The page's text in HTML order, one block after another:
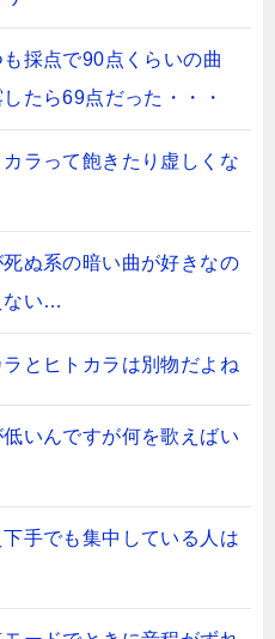
も採点で90点くらいの曲
たら69点だった・・・
カラって飽きたり虚しくな
死ぬ系の暗い曲が好きなの
ない…
ラとヒトカラは別物だよね
低いんですが何を歌えばい
下手でも集中している人は